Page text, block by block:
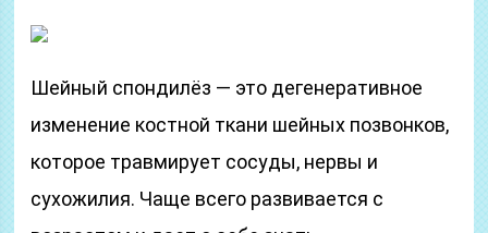
Шейный спондилёз — это дегенеративное
изменение костной ткани шейных позвонков,
которое травмирует сосуды, нервы и
сухожилия. Чаще всего развивается с